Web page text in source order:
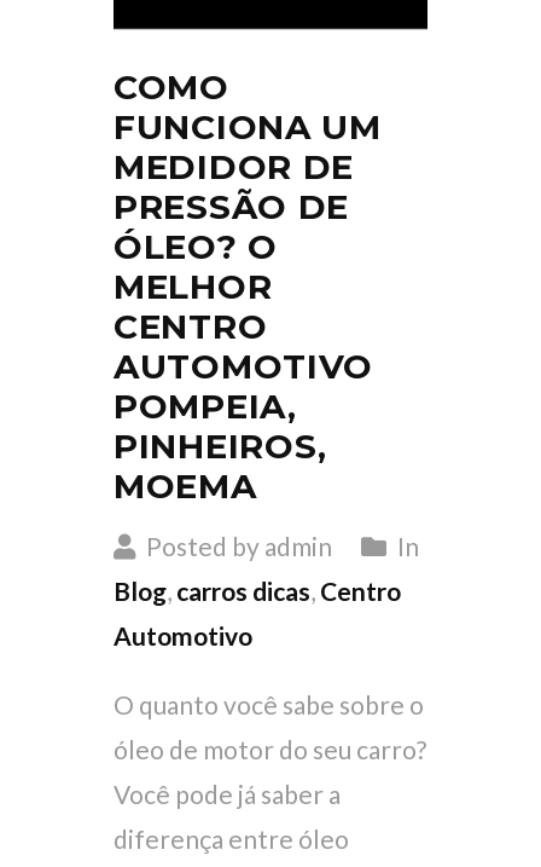
COMO
FUNCIONA UM
MEDIDOR DE
PRESSÃO DE
ÓLEO? O
MELHOR
CENTRO
AUTOMOTIVO
POMPEIA,
PINHEIROS,
MOEMA
Posted by admin
In
Blog, carros dicas, Centro
Automotivo
O quanto você sabe sobre o
óleo de motor do seu carro?
Você pode já saber a
diferença entre óleo